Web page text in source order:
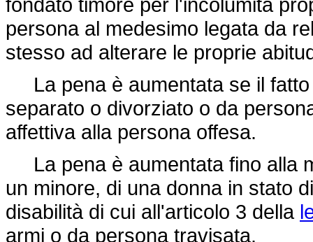
persona al medesimo legata da
stesso ad alterare le proprie
La pena è aumentata se il fatto
separato o divorziato o da
affettiva alla persona offesa.
La pena è aumentata fino alla
un minore, di una donna in stato
disabilità di cui all'articolo 3 della
armi o da persona travisata.